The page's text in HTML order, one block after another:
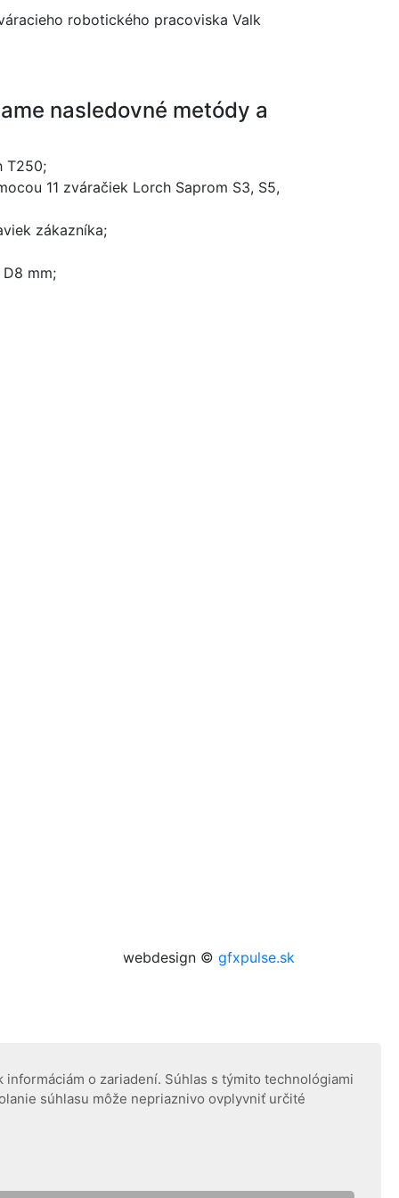
robotického pracoviska Valk
nasledovné metódy a
T250;
11 zváračiek Lorch Saprom S3, S5,
zákazníka;
mm;
webdesign © gfxpulse.sk
o zariadení. Súhlas s týmito technológiami
súhlasu môže nepriaznivo ovplyvniť určité